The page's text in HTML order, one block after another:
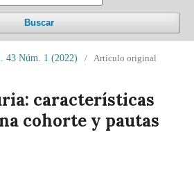
Buscar
43 Núm. 1 (2022) / Artículo original
características
cohorte y pautas